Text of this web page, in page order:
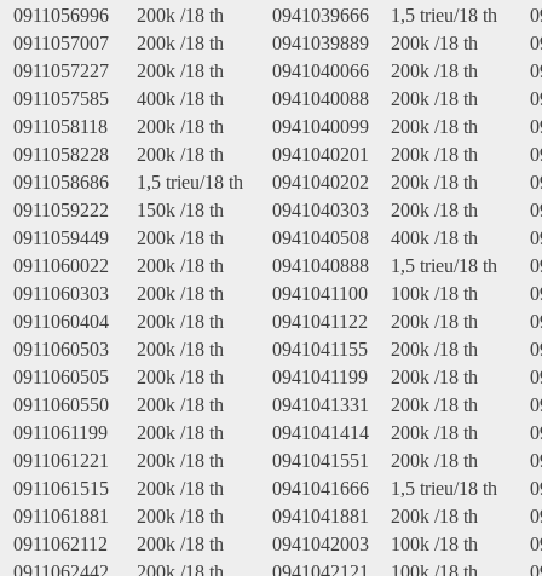
0911056996
200k /18 th 0941039666 1,5 trieu/18 th
0911057007
200k /18 th 0941039889 200k /18 th
0911057227
200k /18 th 0941040066 200k /18 th
0911057585
400k /18 th 0941040088 200k /18 th
0911058118
200k /18 th 0941040099 200k /18 th
0911058228
200k /18 th 0941040201 200k /18 th
0911058686
1,5 trieu/18 th 0941040202 200k /18 th
0911059222
150k /18 th 0941040303 200k /18 th
0911059449
200k /18 th 0941040508 400k /18 th
0911060022
200k /18 th 0941040888 1,5 trieu/18 th
0911060303
200k /18 th 0941041100 100k /18 th
0911060404
200k /18 th 0941041122 200k /18 th
0911060503
200k /18 th 0941041155 200k /18 th
0911060505
200k /18 th 0941041199 200k /18 th
0911060550
200k /18 th 0941041331 200k /18 th
0911061199
200k /18 th 0941041414 200k /18 th
0911061221
200k /18 th 0941041551 200k /18 th
0911061515
200k /18 th 0941041666 1,5 trieu/18 th
0911061881
200k /18 th 0941041881 200k /18 th
0911062112
200k /18 th 0941042003 100k /18 th